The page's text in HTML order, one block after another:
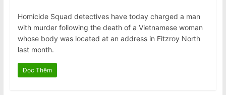
Homicide Squad detectives have today charged a man
with murder following the death of a Vietnamese woman
whose body was located at an address in Fitzroy North
last month.
Đọc Thêm